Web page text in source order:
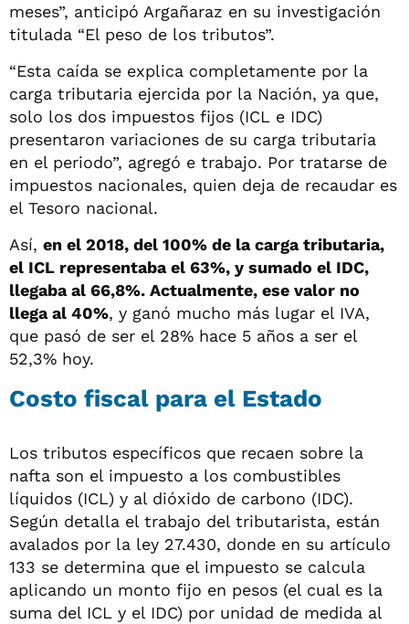
meses”, anticipó Argañaraz en su investigación
titulada “El peso de los tributos”.
“Esta caída se explica completamente por la
carga tributaria ejercida por la Nación, ya que,
solo los dos impuestos fijos (ICL e IDC)
presentaron variaciones de su carga tributaria
en el periodo”, agregó e trabajo. Por tratarse de
impuestos nacionales, quien deja de recaudar es
el Tesoro nacional.
Así, en el 2018, del 100% de la carga tributaria,
el ICL representaba el 63%, y sumado el IDC,
llegaba al 66,8%. Actualmente, ese valor no
llega al 40%, y ganó mucho más lugar el IVA,
que pasó de ser el 28% hace 5 años a ser el
52,3% hoy.
Costo fiscal para el Estado
Los tributos específicos que recaen sobre la
nafta son el impuesto a los combustibles
líquidos (ICL) y al dióxido de carbono (IDC).
Según detalla el trabajo del tributarista, están
avalados por la ley 27.430, donde en su artículo
133 se determina que el impuesto se calcula
aplicando un monto fijo en pesos (el cual es la
suma del ICL y el IDC) por unidad de medida al